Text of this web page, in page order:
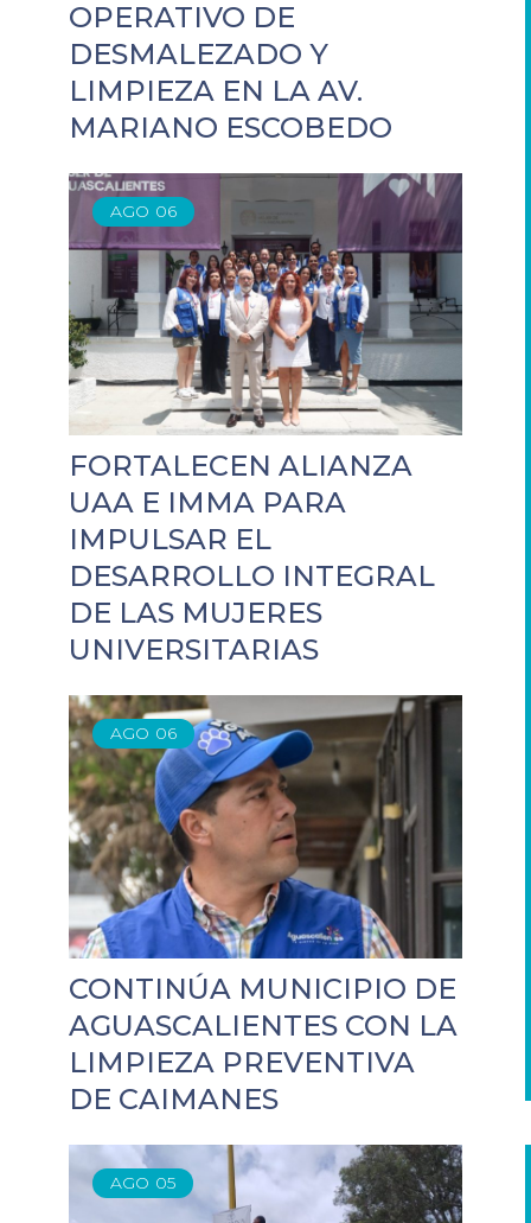
OPERATIVO DE
DESMALEZADO Y
LIMPIEZA EN LA AV.
MARIANO ESCOBEDO
AGO 06
FORTALECEN ALIANZA
UAA E IMMA PARA
IMPULSAR EL
DESARROLLO INTEGRAL
DE LAS MUJERES
UNIVERSITARIAS
AGO 06
CONTINÚA MUNICIPIO DE
AGUASCALIENTES CON LA
LIMPIEZA PREVENTIVA
DE CAIMANES
AGO 05